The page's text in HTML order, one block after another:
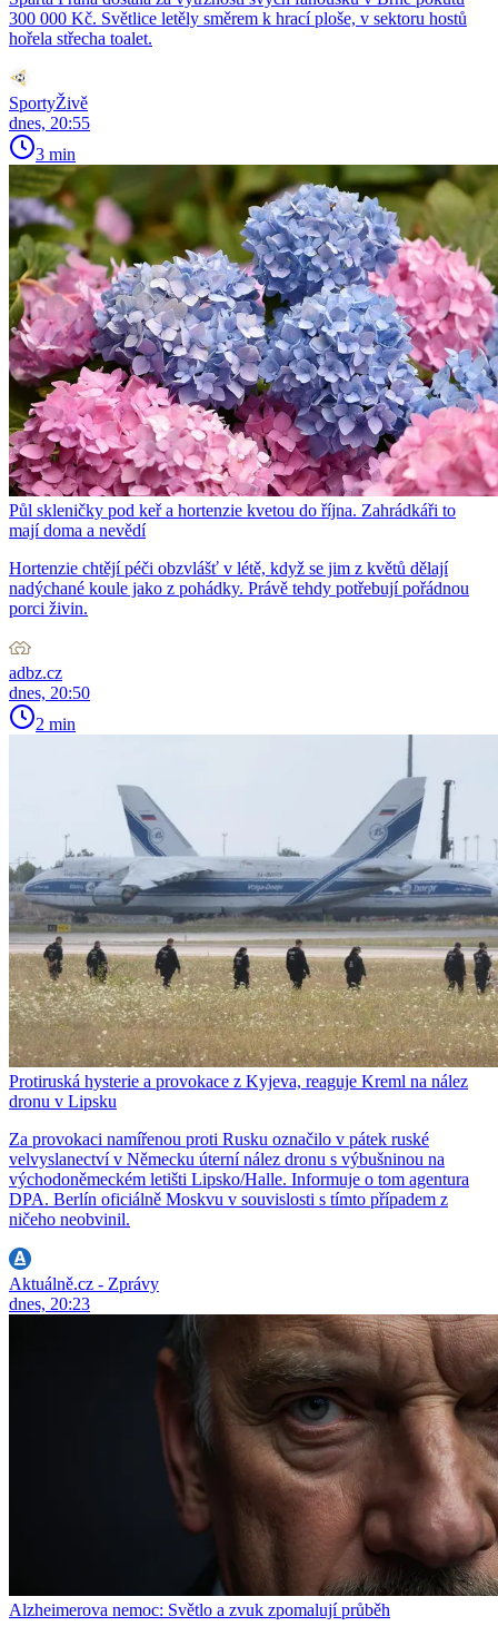
300 000 Kč. Světlice letěly směrem k hrací ploše, v sektoru hostů
hořela střecha toalet.
SportyŽivě
dnes, 20:55
3 min
Půl skleničky pod keř a hortenzie kvetou do října. Zahrádkáři to
mají doma a nevědí
Hortenzie chtějí péči obzvlášť v létě, když se jim z květů dělají
nadýchané koule jako z pohádky. Právě tehdy potřebují pořádnou
porci živin.
adbz.cz
dnes, 20:50
2 min
Protiruská hysterie a provokace z Kyjeva, reaguje Kreml na nález
dronu v Lipsku
Za provokaci namířenou proti Rusku označilo v pátek ruské
velvyslanectví v Německu úterní nález dronu s výbušninou na
východoněmeckém letišti Lipsko/Halle. Informuje o tom agentura
DPA. Berlín oficiálně Moskvu v souvislosti s tímto případem z
ničeho neobvinil.
Aktuálně.cz - Zprávy
dnes, 20:23
Alzheimerova nemoc: Světlo a zvuk zpomalují průběh